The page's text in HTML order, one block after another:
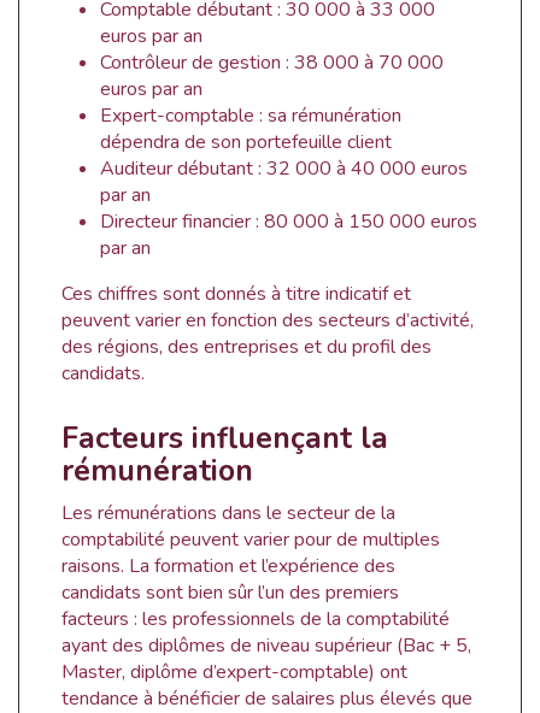
Comptable débutant : 30 000 à 33 000
euros par an
Contrôleur de gestion : 38 000 à 70 000
euros par an
Expert-comptable : sa rémunération
dépendra de son portefeuille client
Auditeur débutant : 32 000 à 40 000 euros
par an
Directeur financier : 80 000 à 150 000 euros
par an
Ces chiffres sont donnés à titre indicatif et
peuvent varier en fonction des secteurs d’activité,
des régions, des entreprises et du profil des
candidats.
Facteurs influençant la
rémunération
Les rémunérations dans le secteur de la
comptabilité peuvent varier pour de multiples
raisons. La formation et l’expérience des
candidats sont bien sûr l’un des premiers
facteurs : les professionnels de la comptabilité
ayant des diplômes de niveau supérieur (Bac + 5,
Master, diplôme d’expert-comptable) ont
tendance à bénéficier de salaires plus élevés que